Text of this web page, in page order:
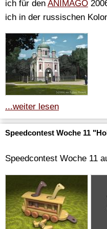
ich für den ANIMAGO
ich in der russischen
...weiter lesen
Speedcontest Woche 11
Speedcontest Woche 11